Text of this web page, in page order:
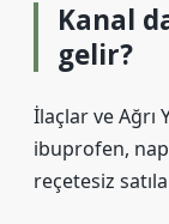
Kanal
gelir?
İlaçlar ve Ağrı
ibuprofen,
reçetesiz